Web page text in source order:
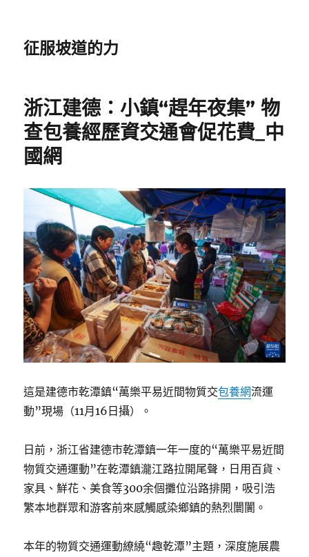
征服坡道的力
浙江建德：小鎮“趕年夜集” 物
查包養經歷資交通會促花費_中
國網
這是建德市乾潭鎮“萬樂平易近間物質交包養網流運
動”現場（11月16日攝）。
日前，浙江省建德市乾潭鎮一年一度的“萬樂平易近間
物質交通運動”在乾潭鎮瀧江路拉開尾聲，日用百貨、
家具、鮮花、美食等300余個攤位沿路排開，吸引浩
繁本地群眾和游客前來感觸感染鄉鎮的熱烈闤闠。
本年的物質交通運動繚繞“趣乾潭”主題，深度施展農